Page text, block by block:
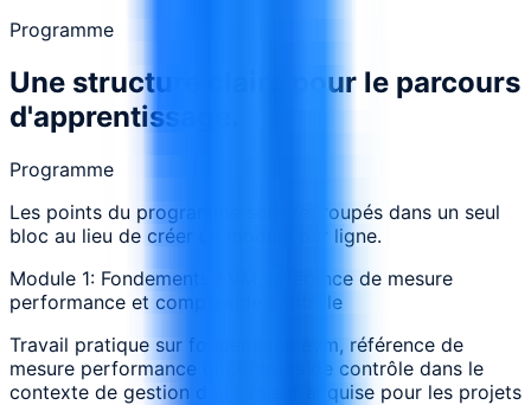
Programme
Une structure claire pour le parcours
d'apprentissage.
Programme
Les points du programme sont regroupés dans un seul
bloc au lieu de créer un module par ligne.
Module 1: Fondements EVM, référence de mesure
performance et comptes de contrôle
Travail pratique sur fondements evm, référence de
mesure performance et comptes de contrôle dans le
contexte de gestion de la valeur acquise pour les projets